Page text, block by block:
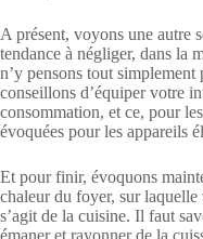
A présent, voyons une autre
tendance à négliger, dans la
n’y pensons tout
conseillons d’équiper votre
consommation, et ce, pour
évoquées pour les appareils
Et pour finir, évoquons
chaleur du foyer, sur
s’agit de la cuisine. Il faut